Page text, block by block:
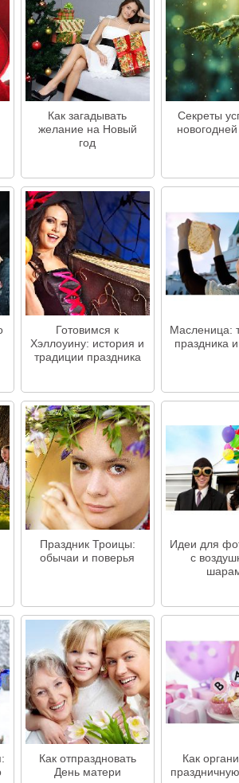
Как загадывать
желание на Новый
год
Секреты
Готовимся к
Хэллоуину: история и
традиции праздника
Масленица:
праздника
Праздник Троицы:
обычаи и поверья
Идеи для
с
Как отпраздновать
День матери
Как